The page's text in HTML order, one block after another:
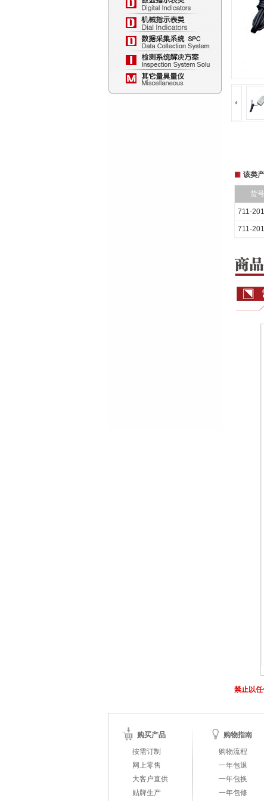
该类
货号
711-
711-
禁止以
购买产品
按需订制
网上零售
大客户直供
贴牌生产
购物指南
购物流程
一年包退
一年包换
一年包修